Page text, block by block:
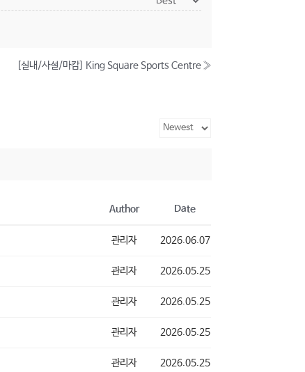
[실내/사설/마캄] King Square Sports Centre »
Author Date
관리자 2026.06.07
관리자 2026.05.25
관리자 2026.05.25
관리자 2026.05.25
관리자 2026.05.25